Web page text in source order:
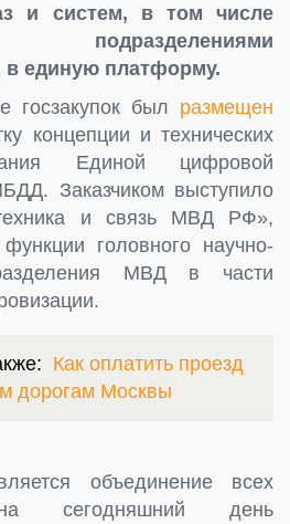
и систем, в том числе
подразделениями
в единую платформу.
госзакупок был размещен
концепции и технических
Единой цифровой
Заказчиком выступило
и связь МВД РФ»,
головного научно-
МВД в части
Как оплатить проезд
дорогам Москвы
объединение всех
сегодняшний день